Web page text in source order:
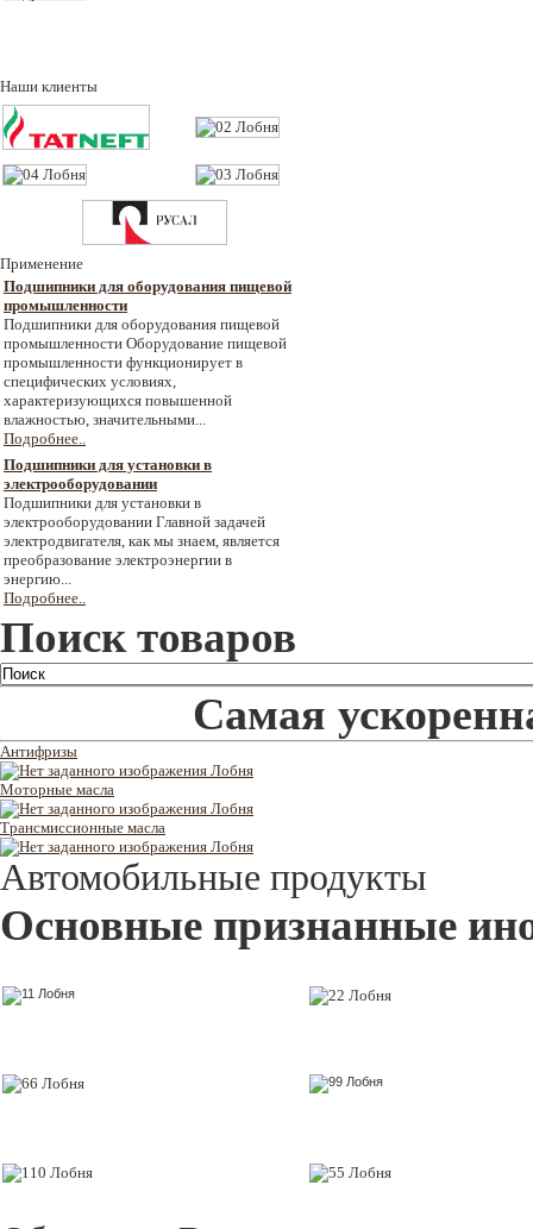
Наши клиенты
Применение
Подшипники для оборудования пищевой
промышленности
Подшипники для оборудования пищевой
промышленности Оборудование пищевой
промышленности функционирует в
специфических условиях,
характеризующихся повышенной
влажностью, значительными...
Подробнее..
Подшипники для установки в
электрооборудовании
Подшипники для установки в
электрооборудовании Главной задачей
электродвигателя, как мы знаем, является
преобразование электроэнергии в
энергию...
Подробнее..
Поиск товаров
Самая
Антифризы
Моторные масла
Трансмиссионные масла
Автомобильные продукты
Основные признанные